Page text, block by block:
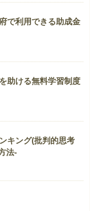
で利用できる助成金
助ける無料学習制度
キング(批判的思考
法-